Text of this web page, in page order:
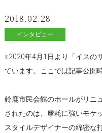
2018.02.28
インタビュー
※2020年4月1日より「イスの
ています。ここでは記事公開
鈴鹿市民会館のホールがリニ
されたのは、摩耗に強いモケ
スタイルデザイナーの綿密な